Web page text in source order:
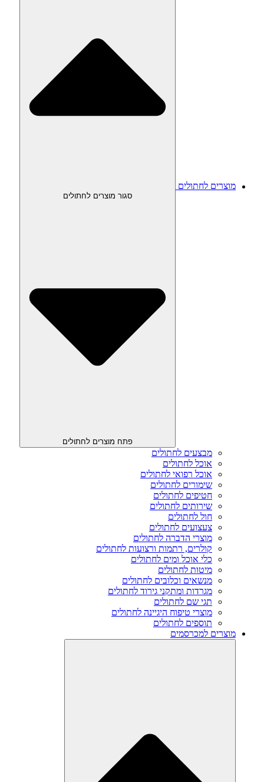
מוצרים לחתולים
סגור מוצרים לחתולים
פתח מוצרים לחתולים
מבצעים לחתולים
אוכל לחתולים
אוכל רפואי לחתולים
שימורים לחתולים
חטיפים לחתולים
שירותים לחתולים
חול לחתולים
צעצועים לחתולים
מוצרי הדברה לחתולים
קולרים, רתמות ורצועות לחתולים
כלי אוכל ומים לחתולים
מיטות לחתולים
מנשאים וכלובים לחתולים
מגרדות ומתקני גירוד לחתולים
תגי שם לחתולים
מוצרי טיפוח היגיינה לחתולים
תוספים לחתולים
מוצרים למכרסמים